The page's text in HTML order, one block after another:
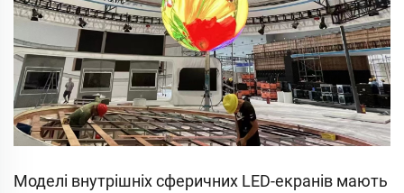
Моделі внутрішніх сферичних LED-екранів мають